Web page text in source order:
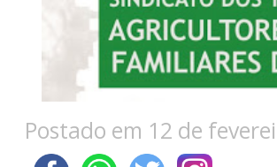
Postado em 12 de